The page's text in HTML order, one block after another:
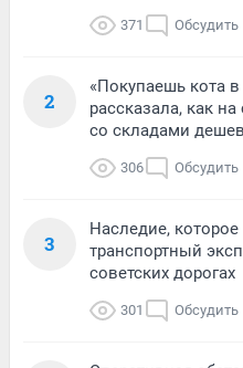
371 Обсудить
2
«Покупаешь кота
рассказала, как
со складами
306 Обсудить
3
Наследие,
транспортный
советских дорогах
301 Обсудить